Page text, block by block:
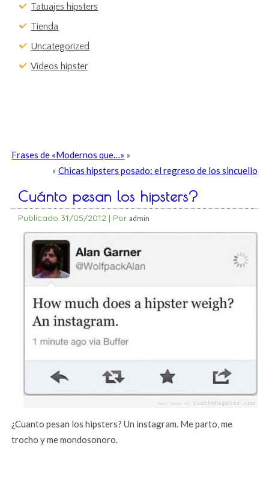
Tatuajes hipsters
Tienda
Uncategorized
Vídeos hipster
Frases de «Modernos que…» »
« Chicas hipsters posado: el regreso de los sincuello
Cuánto pesan los hipsters?
Publicado 31/05/2012 | Por admin
¿Cuanto pesan los hipsters? Un instagram. Me parto, me
trocho y me mondosonoro.